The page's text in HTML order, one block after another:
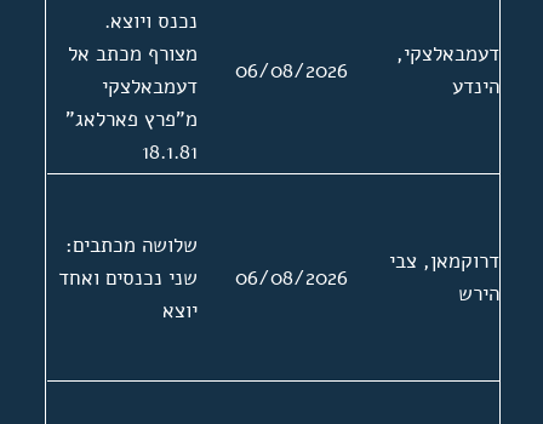
דעמבאלצקי,
הינדע
06/08/2026
נכנס ויוצא.
מצורף מכתב אל
דעמבאלצקי
מ"פרץ פארלאג"
18.1.81
דרוקמאן, צבי
הירש
06/08/2026
שלושה מכתבים:
שני נכנסים ואחד
יוצא